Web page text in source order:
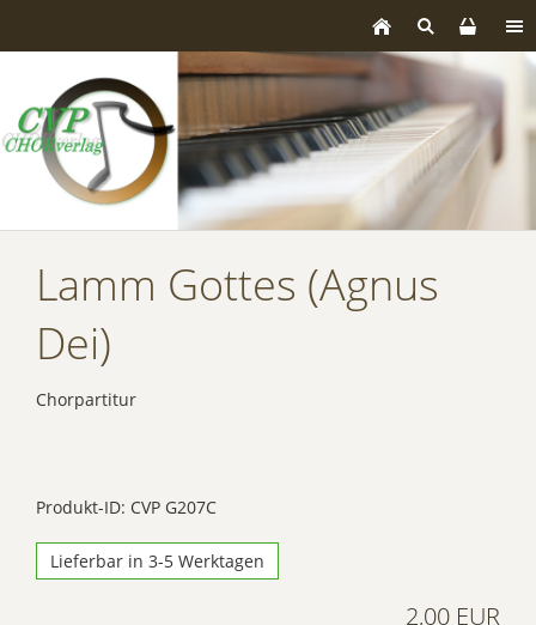
Lamm Gottes (Agnus
Dei)
Chorpartitur
Produkt-ID: CVP G207C
Lieferbar in 3-5 Werktagen
2,00 EUR